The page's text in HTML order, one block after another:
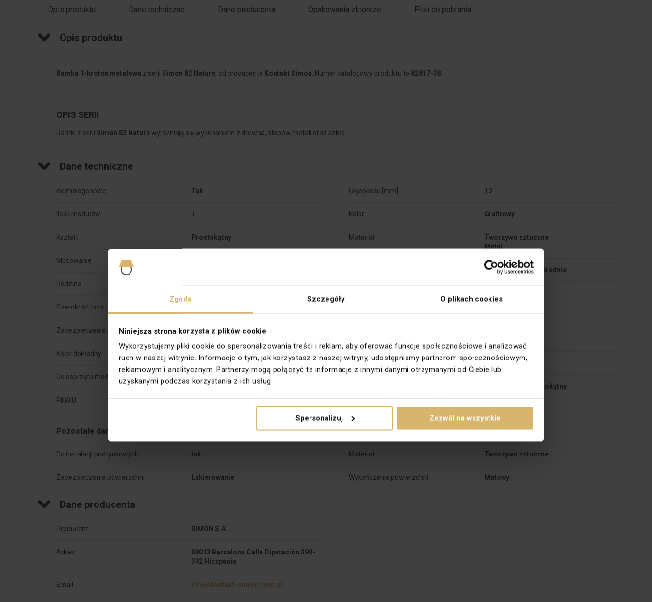
Zgoda Szczegóły O plikach cookies
Niniejsza strona korzysta z plików cookie
Wykorzystujemy pliki cookie do spersonalizowania treści i reklam, aby oferować funkcje społecznościowe i analizować
ruch w naszej witrynie. Informacje o tym, jak korzystasz z naszej witryny, udostępniamy partnerom społecznościowym,
reklamowym i analitycznym. Partnerzy mogą połączyć te informacje z innymi danymi otrzymanymi od Ciebie lub
uzyskanymi podczas korzystania z ich usług.
Spersonalizuj Zezwól na wszystkie
Opis produktu Dane techniczne Dane producenta Opakowania zbiorcze Pliki do pobrania
Opis produktu
Ramka 1-krotna metalowa z serii Simon 82 Nature, od producenta Kontakt Simon . Numer katalogowy produktu to 82817-38.
OPIS SERII
Ramki z serii Simon 82 Nature wyróżniają się wykonaniem z drewna, stopów metali oraz szkła.
Dane techniczne
Bezhalogenowe Tak
Ilość modułów 1
Kształt Prostokątny
Mocowanie
Rodzina
Szerokość [mm]
Zabezpieczenie powierzchni Lakierowanie
Kolor dokładny Stal grafitowa
Do osprzętu modułowego Nie dotyczy
PKWIU 27.33.14.0
Głębokość [mm] 10
Kolor Grafitowy
Materiał
Tworzywo sztuczne
Standardowe + pośrednie
Wysokość [mm] 94
Kierunek montażu Uniwersalny
Kwadratowy, Prostokątny
Pozostałe dane techniczne
Do instalacji podtynkowych tak
Zabezpieczenie powierzchni Lakierowanie
Materiał Tworzywo sztuczne
Wykończenie powierzchni Matowy
Dane producenta
Producent SIMON S.A.
Adres
08013 Barcelona Calle Diputación 390-
392 Hiszpania
Email info@kontakt-simon.com.pl